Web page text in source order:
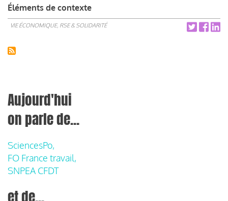
Éléments de contexte
VIE ÉCONOMIQUE, RSE & SOLIDARITÉ
Aujourd'hui
on parle de...
SciencesPo,
FO France travail,
SNPEA CFDT
et de...